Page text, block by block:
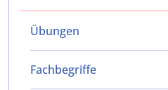
Übungen
Fachbegriffe